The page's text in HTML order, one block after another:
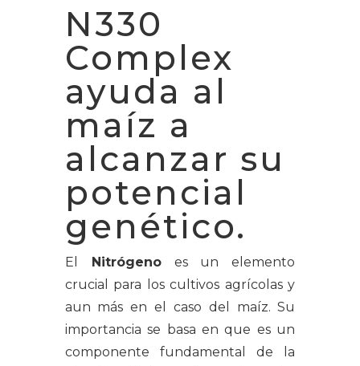
N330
Complex
ayuda al
maíz a
alcanzar su
potencial
genético.
El Nitrógenoes un elemento
crucial para los cultivos agrícolas y
aun más en el caso del maíz. Su
importancia se basa en que es un
componente fundamental de la